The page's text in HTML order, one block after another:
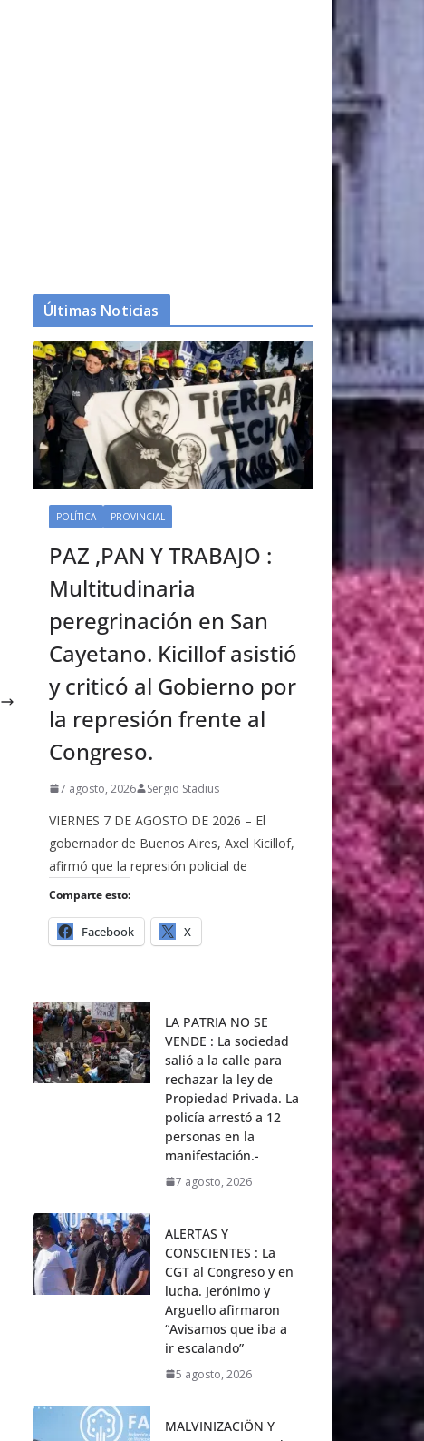
Últimas Noticias
POLÍTICA PROVINCIAL
PAZ ,PAN Y TRABAJO :
Multitudinaria
peregrinación en San
Cayetano. Kicillof asistió
y criticó al Gobierno por
la represión frente al
Congreso.
7 agosto, 2026 Sergio Stadius
VIERNES 7 DE AGOSTO DE 2026 – El
gobernador de Buenos Aires, Axel Kicillof,
afirmó que la represión policial de
Comparte esto:
Facebook X
LA PATRIA NO SE
VENDE : La sociedad
salió a la calle para
rechazar la ley de
Propiedad Privada. La
policía arrestó a 12
personas en la
manifestación.-
7 agosto, 2026
ALERTAS Y
CONSCIENTES : La
CGT al Congreso y en
lucha. Jerónimo y
Arguello afirmaron
“Avisamos que iba a
ir escalando”
5 agosto, 2026
MALVINIZACIÖN Y